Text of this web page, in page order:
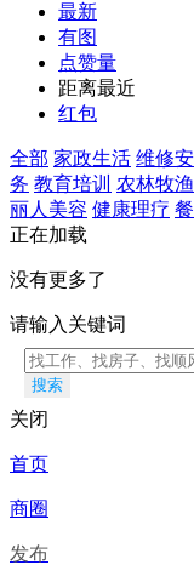
最新
有图
点赞量
距离最近
红包
全部 家政生活 维修
务 教育培训 农林牧渔
丽人美容 健康理疗
正在加载
没有更多了
请输入关键词
搜索
关闭
首页
商圈
发布